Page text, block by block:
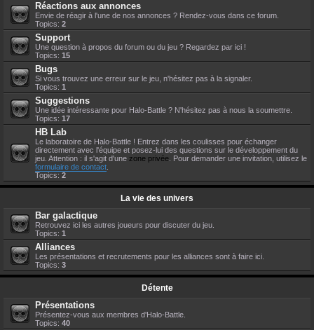
Réactions aux annonces
Envie de réagir à l'une de nos annonces ? Rendez-vous dans ce forum.
Topics: 2
Support
Une question à propos du forum ou du jeu ? Regardez par ici !
Topics: 15
Bugs
Si vous trouvez une erreur sur le jeu, n'hésitez pas à la signaler.
Topics: 1
Suggestions
Une idée intéressante pour Halo-Battle ? N'hésitez pas à nous la soumettre.
Topics: 17
HB Lab
Le laboratoire de Halo-Battle ! Entrez dans les coulisses pour échanger
directement avec l'équipe et posez-lui des questions sur le développement du
jeu. Attention : il s'agit d'une zone privée . Pour demander une invitation, utilisez le
formulaire de contact
Topics: 2
La vie des univers
Bar galactique
Retrouvez ici les autres joueurs pour discuter du jeu.
Topics: 1
Alliances
Les présentations et recrutements pour les alliances sont à faire ici.
Topics: 3
Détente
Présentations
Présentez-vous aux membres d'Halo-Battle.
Topics: 40